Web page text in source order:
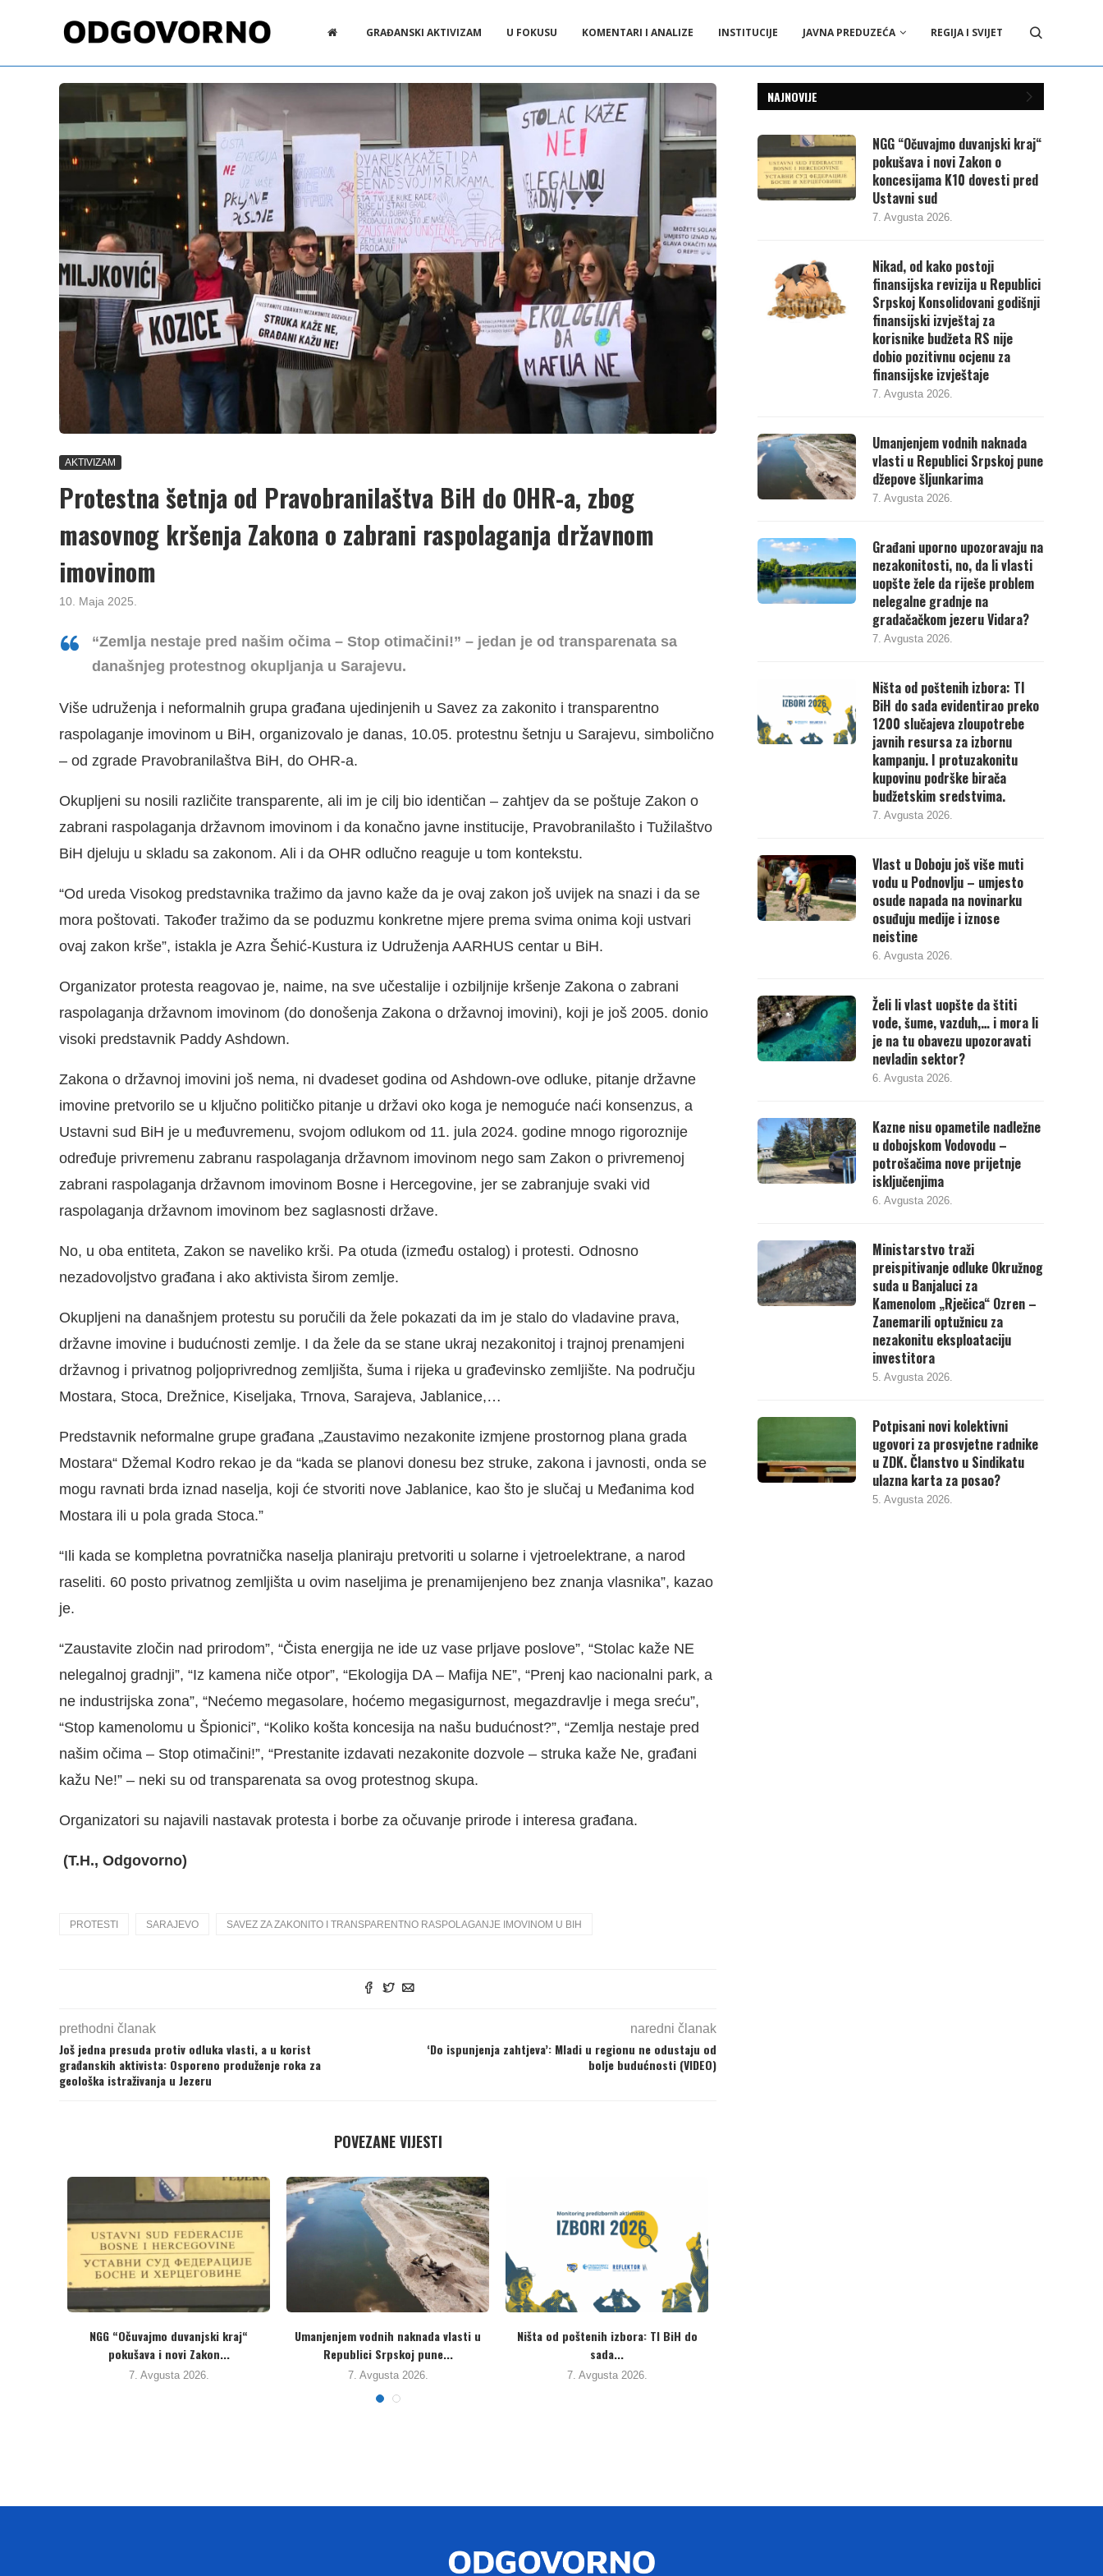
GRAĐANSKI AKTIVIZAM U FOKUSU KOMENTARI I ANALIZE INSTITUCIJE JAVNA PREDUZEĆA REGIJA I SVIJET
AKTIVIZAM
Protestna šetnja od Pravobranilaštva BiH do OHR-a, zbog
masovnog kršenja Zakona o zabrani raspolaganja državnom
imovinom
10. Maja 2025.
“Zemlja nestaje pred našim očima – Stop otimačini!” – jedan je od transparenata sa
današnjeg protestnog okupljanja u Sarajevu.
Više udruženja i neformalnih grupa građana ujedinjenih u Savez za zakonito i transparentno
raspolaganje imovinom u BiH, organizovalo je danas, 10.05. protestnu šetnju u Sarajevu, simbolično
– od zgrade Pravobranilaštva BiH, do OHR-a.
Okupljeni su nosili različite transparente, ali im je cilj bio identičan – zahtjev da se poštuje Zakon o
zabrani raspolaganja državnom imovinom i da konačno javne institucije, Pravobranilašto i Tužilaštvo
BiH djeluju u skladu sa zakonom. Ali i da OHR odlučno reaguje u tom kontekstu.
“Od ureda Visokog predstavnika tražimo da javno kaže da je ovaj zakon još uvijek na snazi i da se
mora poštovati. Također tražimo da se poduzmu konkretne mjere prema svima onima koji ustvari
ovaj zakon krše”, istakla je Azra Šehić-Kustura iz Udruženja AARHUS centar u BiH.
Organizator protesta reagovao je, naime, na sve učestalije i ozbiljnije kršenje Zakona o zabrani
raspolaganja državnom imovinom (do donošenja Zakona o državnoj imovini), koji je još 2005. donio
visoki predstavnik Paddy Ashdown.
Zakona o državnoj imovini još nema, ni dvadeset godina od Ashdown-ove odluke, pitanje državne
imovine pretvorilo se u ključno političko pitanje u državi oko koga je nemoguće naći konsenzus, a
Ustavni sud BiH je u međuvremenu, svojom odlukom od 11. jula 2024. godine mnogo rigoroznije
određuje privremenu zabranu raspolaganja državnom imovinom nego sam Zakon o privremenoj
zabrani raspolaganja državnom imovinom Bosne i Hercegovine, jer se zabranjuje svaki vid
raspolaganja državnom imovinom bez saglasnosti države.
No, u oba entiteta, Zakon se naveliko krši. Pa otuda (između ostalog) i protesti. Odnosno
nezadovoljstvo građana i ako aktivista širom zemlje.
Okupljeni na današnjem protestu su poručili da žele pokazati da im je stalo do vladavine prava,
državne imovine i budućnosti zemlje. I da žele da se stane ukraj nezakonitoj i trajnoj prenamjeni
državnog i privatnog poljoprivrednog zemljišta, šuma i rijeka u građevinsko zemljište. Na području
Mostara, Stoca, Drežnice, Kiseljaka, Trnova, Sarajeva, Jablanice,…
Predstavnik neformalne grupe građana „Zaustavimo nezakonite izmjene prostornog plana grada
Mostara“ Džemal Kodro rekao je da “kada se planovi donesu bez struke, zakona i javnosti, onda se
mogu ravnati brda iznad naselja, koji će stvoriti nove Jablanice, kao što je slučaj u Međanima kod
Mostara ili u pola grada Stoca.”
“Ili kada se kompletna povratnička naselja planiraju pretvoriti u solarne i vjetroelektrane, a narod
raseliti. 60 posto privatnog zemljišta u ovim naseljima je prenamijenjeno bez znanja vlasnika”, kazao
je.
“Zaustavite zločin nad prirodom”, “Čista energija ne ide uz vase prljave poslove”, “Stolac kaže NE
nelegalnoj gradnji”, “Iz kamena niče otpor”, “Ekologija DA – Mafija NE”, “Prenj kao nacionalni park, a
ne industrijska zona”, “Nećemo megasolare, hoćemo megasigurnost, megazdravlje i mega sreću”,
“Stop kamenolomu u Špionici”, “Koliko košta koncesija na našu budućnost?”, “Zemlja nestaje pred
našim očima – Stop otimačini!”, “Prestanite izdavati nezakonite dozvole – struka kaže Ne, građani
kažu Ne!” – neki su od transparenata sa ovog protestnog skupa.
Organizatori su najavili nastavak protesta i borbe za očuvanje prirode i interesa građana.
(T.H., Odgovorno)
PROTESTI SARAJEVO SAVEZ ZA ZAKONITO I TRANSPARENTNO RASPOLAGANJE IMOVINOM U BIH
prethodni članak
Još jedna presuda protiv odluka vlasti, a u korist
građanskih aktivista: Osporeno produženje roka za
geološka istraživanja u Jezeru
naredni članak
‘Do ispunjenja zahtjeva’: Mladi u regionu ne odustaju od
bolje budućnosti (VIDEO)
POVEZANE VIJESTI
Ništa od poštenih izbora: TI BiH do
sada...
7. Avgusta 2026.
Protivno interesima građana i
odlukama Ustavnog suda, vlast...
4. Avgusta 2026.
Potpisani Protokol o registrima
ispuštanja i prenosu zagađujućih...
3. Avgusta 2026.
NAJNOVIJE
NGG “Očuvajmo duvanjski kraj“
pokušava i novi Zakon o
koncesijama K10 dovesti pred
Ustavni sud
7. Avgusta 2026.
Nikad, od kako postoji
finansijska revizija u Republici
Srpskoj Konsolidovani godišnji
finansijski izvještaj za
korisnike budžeta RS nije
dobio pozitivnu ocjenu za
finansijske izvještaje
7. Avgusta 2026.
Umanjenjem vodnih naknada
vlasti u Republici Srpskoj pune
džepove šljunkarima
7. Avgusta 2026.
Građani uporno upozoravaju na
nezakonitosti, no, da li vlasti
uopšte žele da riješe problem
nelegalne gradnje na
gradačačkom jezeru Vidara?
7. Avgusta 2026.
Ništa od poštenih izbora: TI
BiH do sada evidentirao preko
1200 slučajeva zloupotrebe
javnih resursa za izbornu
kampanju. I protuzakonitu
kupovinu podrške birača
budžetskim sredstvima.
7. Avgusta 2026.
Vlast u Doboju još više muti
vodu u Podnovlju – umjesto
osude napada na novinarku
osuđuju medije i iznose
neistine
6. Avgusta 2026.
Želi li vlast uopšte da štiti
vode, šume, vazduh,… i mora li
je na tu obavezu upozoravati
nevladin sektor?
6. Avgusta 2026.
Kazne nisu opametile nadležne
u dobojskom Vodovodu –
potrošačima nove prijetnje
isključenjima
6. Avgusta 2026.
Ministarstvo traži
preispitivanje odluke Okružnog
suda u Banjaluci za
Kamenolom „Rječica“ Ozren –
Zanemarili optužnicu za
nezakonitu eksploataciju
investitora
5. Avgusta 2026.
Potpisani novi kolektivni
ugovori za prosvjetne radnike
u ZDK. Članstvo u Sindikatu
ulazna karta za posao?
5. Avgusta 2026.